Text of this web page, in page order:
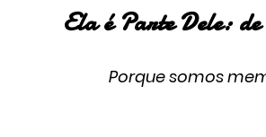
Ela é Parte Dele:
Porque somos